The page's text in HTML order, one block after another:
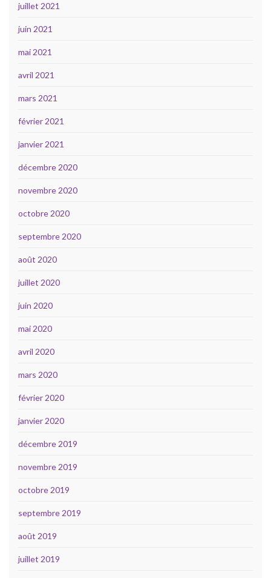
juillet 2021
juin 2021
mai 2021
avril 2021
mars 2021
février 2021
janvier 2021
décembre 2020
novembre 2020
octobre 2020
septembre 2020
août 2020
juillet 2020
juin 2020
mai 2020
avril 2020
mars 2020
février 2020
janvier 2020
décembre 2019
novembre 2019
octobre 2019
septembre 2019
août 2019
juillet 2019